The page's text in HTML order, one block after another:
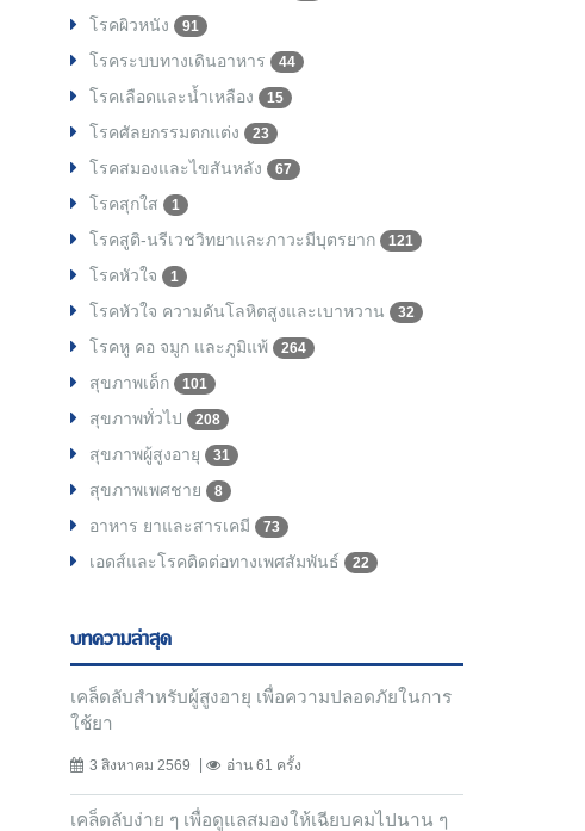
โรคผิวหนัง 91
โรคระบบทางเดินอาหาร 44
โรคเลือดและน้ำเหลือง 15
โรคศัลยกรรมตกแต่ง 23
โรคสมองและไขสันหลัง 67
โรคสุกใส 1
โรคสูติ-นรีเวชวิทยาและภาวะมีบุตรยาก 121
โรคหัวใจ 1
โรคหัวใจ ความดันโลหิตสูงและเบาหวาน 32
โรคหู คอ จมูก และภูมิแพ้ 264
สุขภาพเด็ก 101
สุขภาพทั่วไป 208
สุขภาพผู้สูงอายุ 31
สุขภาพเพศชาย 8
อาหาร ยาและสารเคมี 73
เอดส์และโรคติดต่อทางเพศสัมพันธ์ 22
บทความล่าสุด
เคล็ดลับสำหรับผู้สูงอายุ เพื่อความปลอดภัยในการ
ใช้ยา
3 สิงหาคม 2569 อ่าน 61 ครั้ง
เคล็ดลับง่าย ๆ เพื่อดูแลสมองให้เฉียบคมไปนาน ๆ